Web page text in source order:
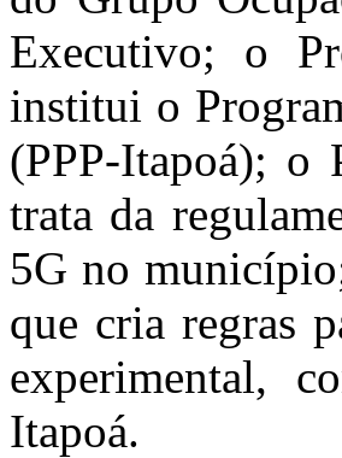
Executivo; o
institui o
(PPP-Itapoá); o
trata da
5G no
que cria regras
experimental,
Itapoá.